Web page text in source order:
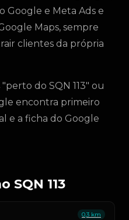
Google e Meta Ads e
Maps, sempre
clientes da própria
do SQN 113" ou
encontra primeiro
e a ficha do Google
SQN 113
0,3 km